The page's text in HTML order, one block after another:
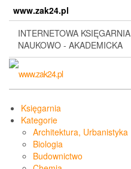
content
www.zak24.pl
INTERNETOWA KSIĘGARNIA
NAUKOWO - AKADEMICKA
Księgarnia
Kategorie
Architektura, Urbanistyka
Biologia
Budownictwo